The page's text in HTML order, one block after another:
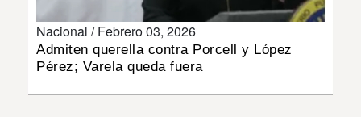
Nacional /Febrero 03, 2026
Admiten querella contra Porcell y López
Pérez; Varela queda fuera